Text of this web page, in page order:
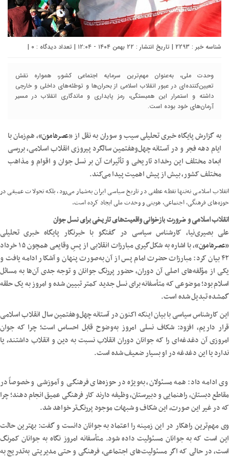
شناسه خبر : 2293 | تاریخ انتشار : ۲۲ بهمن ۱۴۰۴ - ۱۲:۰۴ | تعداد دیدگاه : ۰ |
وحدت ملی، به‌عنوان مهم‌ترین سرمایه اجتماعی کشور، همواره نقش
تعیین‌کننده‌ای در عبور انقلاب اسلامی از بحران‌ها و توطئه‌های داخلی و خارجی
داشته و استمرار این همبستگی، رمز پایداری و ماندگاری انقلاب در مسیر
آرمان‌های خود بوده است.
به گزارش پایگاه خبری تحلیلی سیب و سوران به نقل از «عصرهامون»، هم‌زمان با
ایام دهه فجر و در آستانه چهل‌وهفتمین سالگرد پیروزی انقلاب اسلامی، بررسی
ابعاد مختلف این رخداد تاریخی و تأثیرات آن بر نسل جوان و اقوام و مذاهب
مختلف کشور، بیش از پیش اهمیت پیدا می‌کند.
انقلاب اسلامی نه‌تنها نقطه عطفی در تاریخ سیاسی ایران به‌شمار می‌رود، بلکه تحولات عمیقی در
حوزه‌های فرهنگی، اجتماعی، هویتی و وحدت ملی ایجاد کرده است.
انقلاب اسلامی و ضرورت بازخوانی واقعیت‌های تاریخی برای نسل جوان
علی بصیری‌نیا، کارشناس سیاسی در گفتگو با خبرنگار پایگاه خبری تحلیلی
«عصرهامون
»، با اشاره به شکل‌گیری مبارزات انقلابی از پسِ وقایعی همچون ۱۵ خرداد
۴۲ بیان کرد: مبارزات حضرت امام پس از آن به‌صورت پنهان و آشکار ادامه یافت و
یکی از مؤلفه‌های اصلی آن دوران، حضور پررنگ جوانان و توجه جدی آن‌ها به مسائل
اسلام بود؛ موضوعی که متأسفانه برای نسل جدید کمتر تبیین شده و امروز به یک حلقه
گمشده تبدیل شده است.
این کارشناس سیاسی با بیان اینکه اکنون در آستانه چهل‌وهفتمین سال انقلاب اسلامی
قرار داریم، افزود: شکاف نسلی امروز به‌وضوح قابل احساس است؛ چرا که جوان
امروزی آن دغدغه‌ای را که جوانان دوران انقلاب نسبت به دین و انقلاب داشتند، یا
ندارد یا این دغدغه در او بسیار ضعیف شده است.
وی ادامه داد: همه مسئولان، به‌ویژه در حوزه‌های فرهنگی و آموزشی و خصوصاً در
مقاطع دبستان، راهنمایی و دبیرستان، وظیفه دارند کار فرهنگی عمیق انجام دهند؛ چرا
که در غیر این صورت، این شکاف و شبهات موجود پررنگ‌تر خواهد شد.
وی مهم‌ترین راهکار در این زمینه را اعتماد به جوانان دانست و گفت: بهترین حالت
این است که به جوانان مسئولیت داده شود. متأسفانه امروز نگاه به جوانان کمرنگ
است، در حالی که اگر مسئولیت‌های اجتماعی، فرهنگی و حتی مدیریتی به‌تدریج به